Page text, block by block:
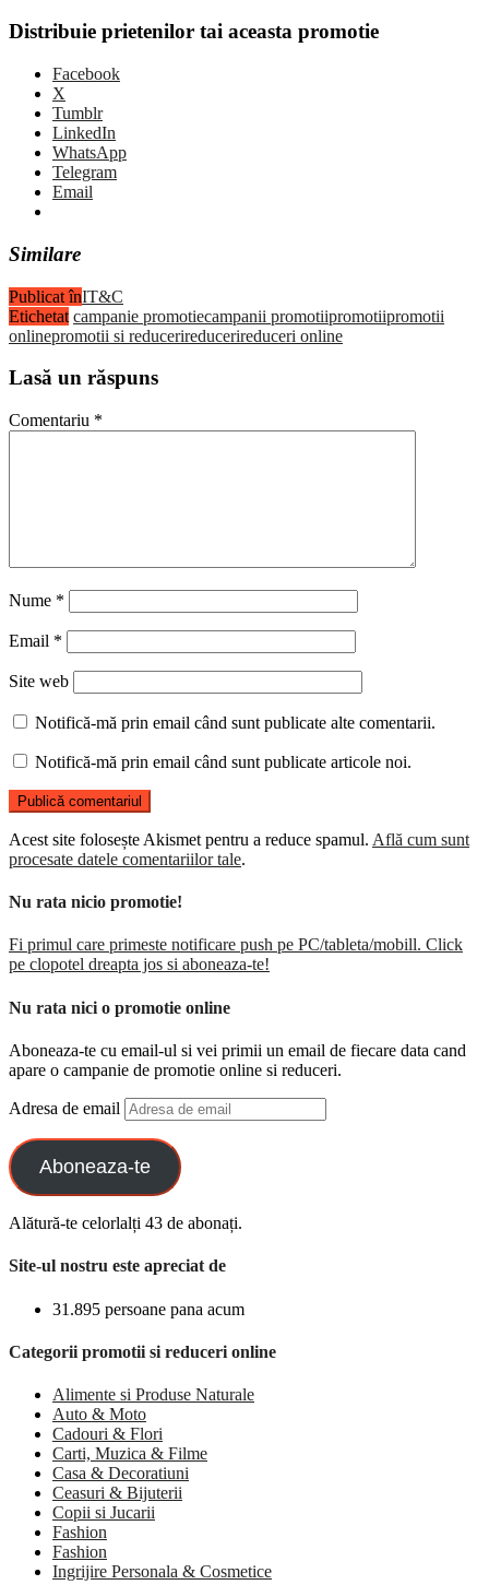
Distribuie prietenilor tai aceasta promotie
Facebook
X
Tumblr
LinkedIn
WhatsApp
Telegram
Email
Similare
Publicat înIT&C
Etichetat campanie promotiecampanii promotiipromotiipromotii
onlinepromotii si reducerireducerireduceri online
Lasă un răspuns
Comentariu *
Nume *
Email *
Site web
Notifică-mă prin email când sunt publicate alte comentarii.
Notifică-mă prin email când sunt publicate articole noi.
Acest site folosește Akismet pentru a reduce spamul. Află cum sunt
procesate datele comentariilor tale.
Nu rata nicio promotie!
Fi primul care primeste notificare push pe PC/tableta/mobill. Click
pe clopotel dreapta jos si aboneaza-te!
Nu rata nici o promotie online
Aboneaza-te cu email-ul si vei primii un email de fiecare data cand
apare o campanie de promotie online si reduceri.
Adresa de email
Aboneaza-te
Alătură-te celorlalți 43 de abonați.
Site-ul nostru este apreciat de
31.895 persoane pana acum
Categorii promotii si reduceri online
Alimente si Produse Naturale
Auto & Moto
Cadouri & Flori
Carti, Muzica & Filme
Casa & Decoratiuni
Ceasuri & Bijuterii
Copii si Jucarii
Fashion
Fashion
Ingrijire Personala & Cosmetice